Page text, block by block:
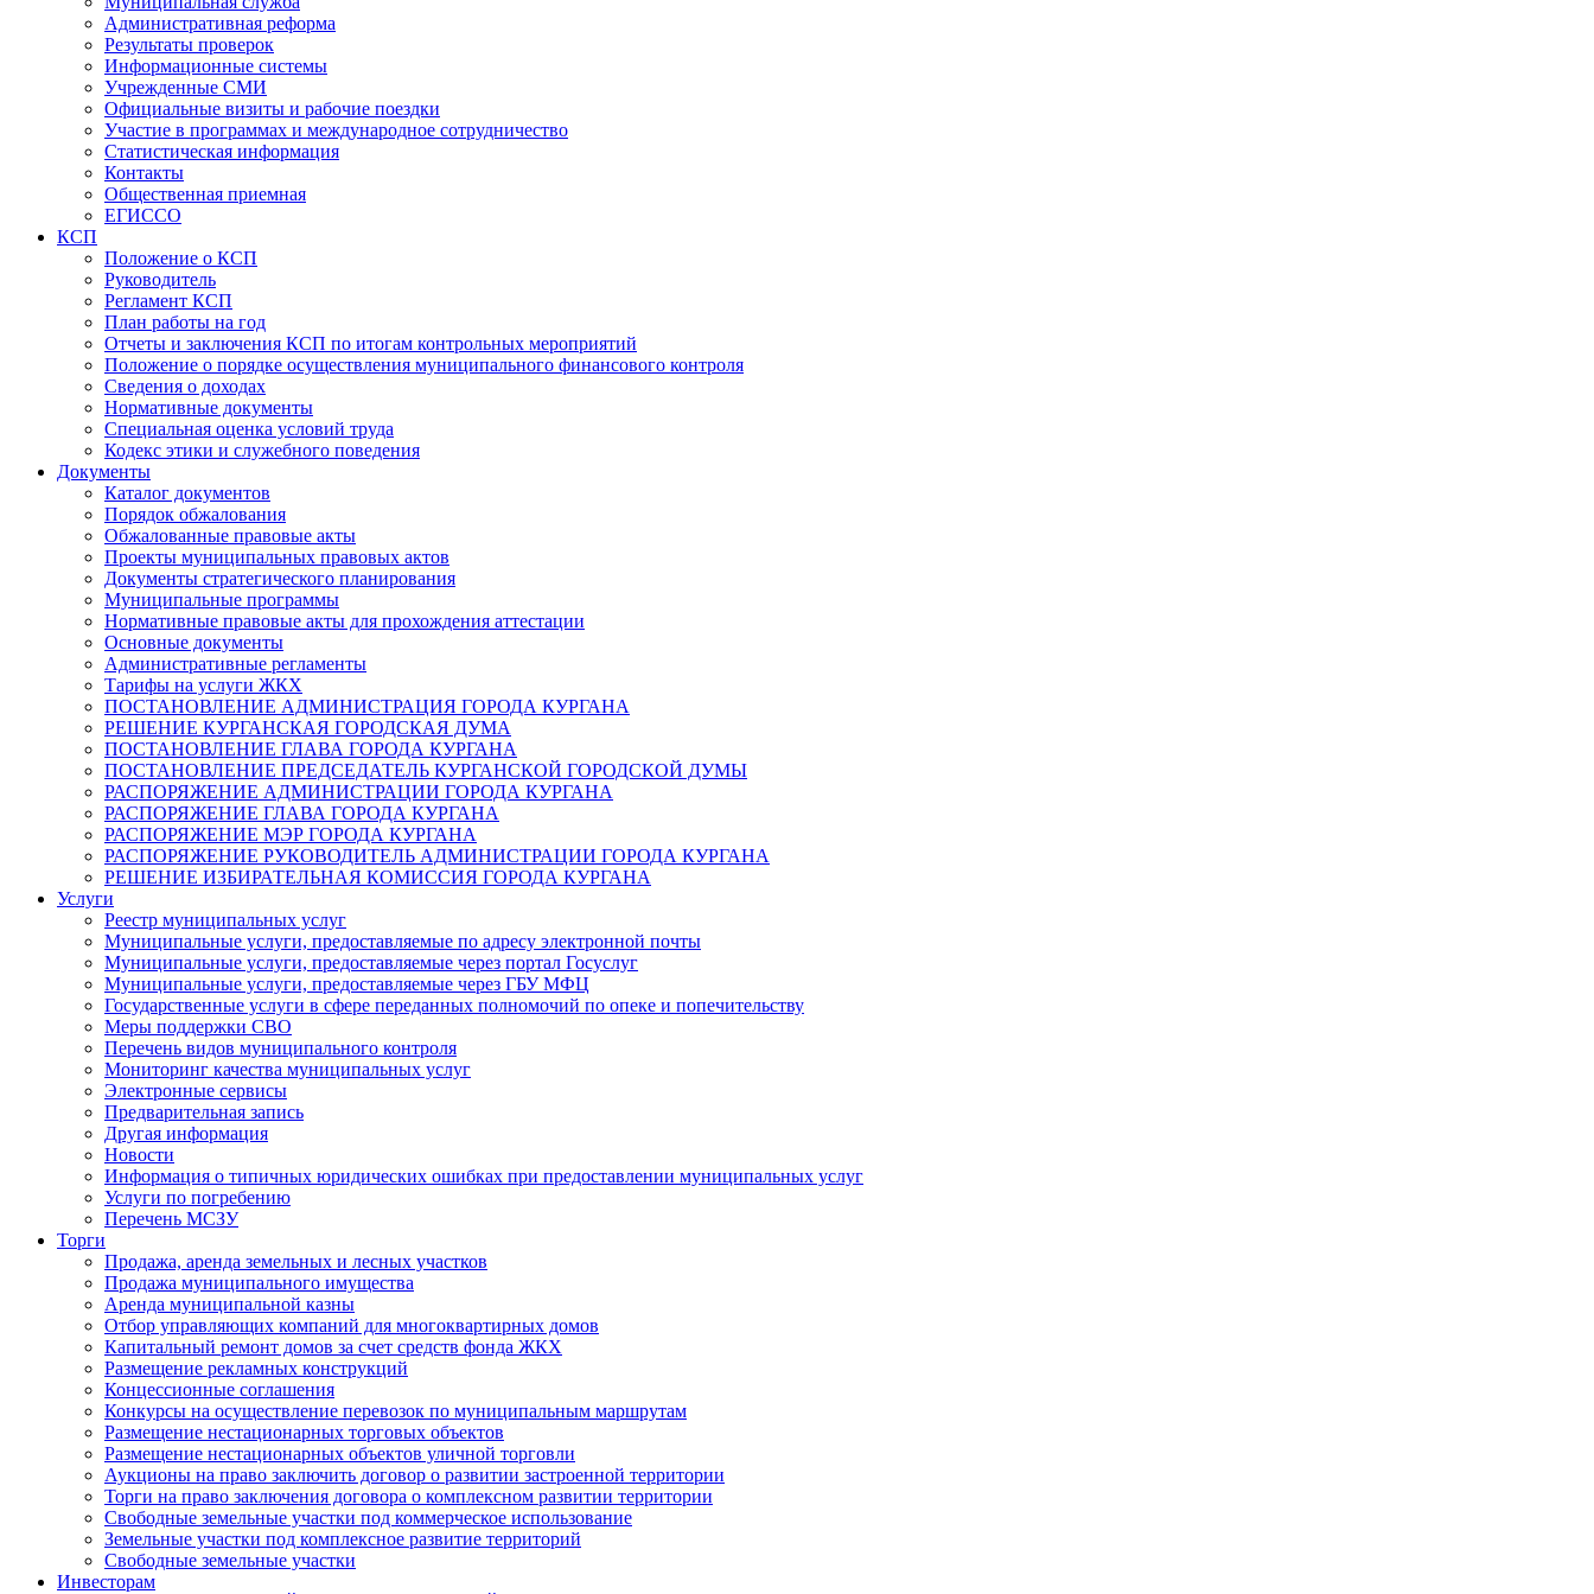
Административная реформа
Результаты проверок
Информационные системы
Учрежденные СМИ
Официальные визиты и рабочие поездки
Участие в программах и международное сотрудничество
Статистическая информация
Контакты
Общественная приемная
ЕГИССО
КСП
Положение о КСП
Руководитель
Регламент КСП
План работы на год
Отчеты и заключения КСП по итогам контрольных мероприятий
Положение о порядке осуществления муниципального финансового контроля
Сведения о доходах
Нормативные документы
Специальная оценка условий труда
Кодекс этики и служебного поведения
Документы
Каталог документов
Порядок обжалования
Обжалованные правовые акты
Проекты муниципальных правовых актов
Документы стратегического планирования
Муниципальные программы
Нормативные правовые акты для прохождения аттестации
Основные документы
Административные регламенты
Тарифы на услуги ЖКХ
ПОСТАНОВЛЕНИЕ АДМИНИСТРАЦИЯ ГОРОДА КУРГАНА
РЕШЕНИЕ КУРГАНСКАЯ ГОРОДСКАЯ ДУМА
ПОСТАНОВЛЕНИЕ ГЛАВА ГОРОДА КУРГАНА
ПОСТАНОВЛЕНИЕ ПРЕДСЕДАТЕЛЬ КУРГАНСКОЙ ГОРОДСКОЙ ДУМЫ
РАСПОРЯЖЕНИЕ АДМИНИСТРАЦИИ ГОРОДА КУРГАНА
РАСПОРЯЖЕНИЕ ГЛАВА ГОРОДА КУРГАНА
РАСПОРЯЖЕНИЕ МЭР ГОРОДА КУРГАНА
РАСПОРЯЖЕНИЕ РУКОВОДИТЕЛЬ АДМИНИСТРАЦИИ ГОРОДА КУРГАНА
РЕШЕНИЕ ИЗБИРАТЕЛЬНАЯ КОМИССИЯ ГОРОДА КУРГАНА
Услуги
Реестр муниципальных услуг
Муниципальные услуги, предоставляемые по адресу электронной почты
Муниципальные услуги, предоставляемые через портал Госуслуг
Муниципальные услуги, предоставляемые через ГБУ МФЦ
Государственные услуги в сфере переданных полномочий по опеке и попечительству
Меры поддержки СВО
Перечень видов муниципального контроля
Мониторинг качества муниципальных услуг
Электронные сервисы
Предварительная запись
Другая информация
Новости
Информация о типичных юридических ошибках при предоставлении муниципальных услуг
Услуги по погребению
Перечень МСЗУ
Торги
Продажа, аренда земельных и лесных участков
Продажа муниципального имущества
Аренда муниципальной казны
Отбор управляющих компаний для многоквартирных домов
Капитальный ремонт домов за счет средств фонда ЖКХ
Размещение рекламных конструкций
Концессионные соглашения
Конкурсы на осуществление перевозок по муниципальным маршрутам
Размещение нестационарных торговых объектов
Размещение нестационарных объектов уличной торговли
Аукционы на право заключить договор о развитии застроенной территории
Торги на право заключения договора о комплексном развитии территории
Свободные земельные участки под коммерческое использование
Земельные участки под комплексное развитие территорий
Свободные земельные участки
Инвесторам